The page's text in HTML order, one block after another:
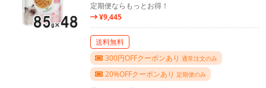
定期便ならもっとお得！
¥9,445
送料無料
300円OFFクーポンあり 通常注文のみ
20%OFFクーポンあり 定期便のみ